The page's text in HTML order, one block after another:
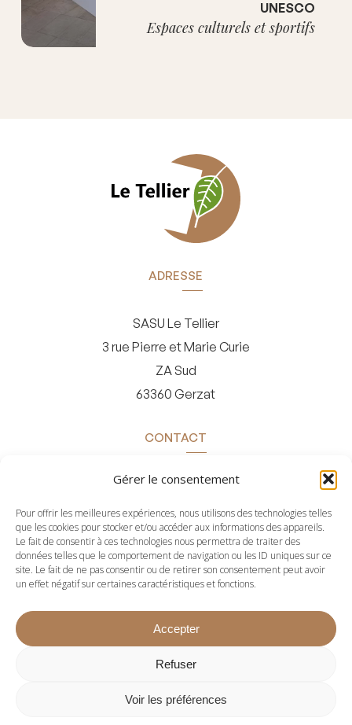
Gérer le consentement
Pour offrir les meilleures expériences, nous utilisons des technologies telles
que les cookies pour stocker et/ou accéder aux informations des appareils.
Le fait de consentir à ces technologies nous permettra de traiter des
données telles que le comportement de navigation ou les ID uniques sur ce
site. Le fait de ne pas consentir ou de retirer son consentement peut avoir
un effet négatif sur certaines caractéristiques et fonctions.
Accepter
Refuser
Voir les préférences
UNESCO
Espaces culturels et sportifs
ADRESSE
SASU Le Tellier
3 rue Pierre et Marie Curie
ZA Sud
63360 Gerzat
CONTACT
04 73 24 02 88
contact@steletellier.com